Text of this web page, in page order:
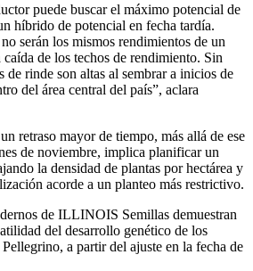
puede buscar el máximo potencial de
híbrido de potencial en fecha tardía.
serán los mismos rendimientos de un
de los techos de rendimiento. Sin
de rinde son altas al sembrar a inicios de
del área central del país”, aclara
retraso mayor de tiempo, más allá de ese
de noviembre, implica planificar un
la densidad de plantas por hectárea y
acorde a un planteo más restrictivo.
de ILLINOIS Semillas demuestran
del desarrollo genético de los
a partir del ajuste en la fecha de